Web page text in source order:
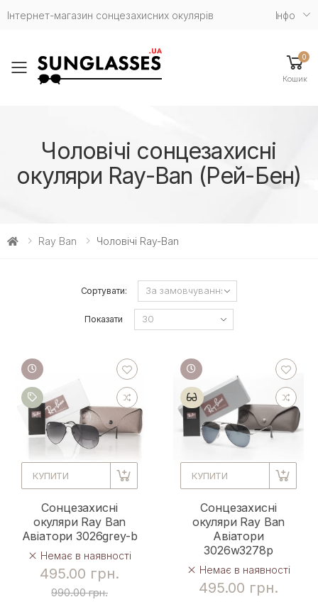
Інтернет-магазин сонцезахисних окулярів Iнфо
Toggle mobile menu
0
Кошик
Чоловічі сонцезахисні
окуляри Ray-Ban (Рей-Бен)
Ray Ban Чоловічі Ray-Ban
Сортувати:
Показати
КУПИТИ
Сонцезахисні
окуляри Ray Ban
Авіатори 3026grey-b
Немає в наявності
495.00 грн.
990.00 грн.
КУПИТИ
Сонцезахисні
окуляри Ray Ban
Авіатори
3026w3278p
Немає в наявності
495.00 грн.